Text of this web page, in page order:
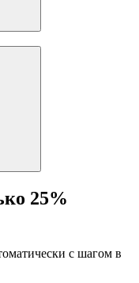
25%
с шагом в